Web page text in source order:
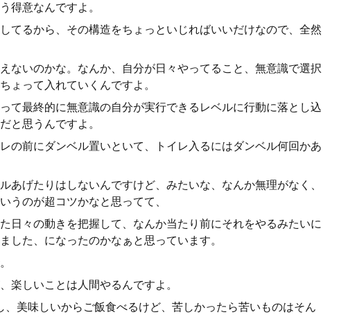
得意なんですよ。
てるから、その構造をちょっといじればいいだけなので、全然
ないのかな。なんか、自分が日々やってること、無意識で選択
ょって入れていくんですよ。
て最終的に無意識の自分が実行できるレベルに行動に落とし込
と思うんですよ。
の前にダンベル置いといて、トイレ入るにはダンベル何回かあ
あげたりはしないんですけど、みたいな、なんか無理がなく、
うのが超コツかなと思ってて、
日々の動きを把握して、なんか当たり前にそれをやるみたいに
した、になったのかなぁと思っています。
楽しいことは人間やるんですよ。
美味しいからご飯食べるけど、苦しかったら苦いものはそん